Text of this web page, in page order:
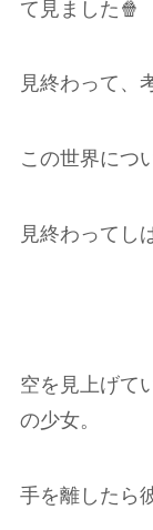
て見ました🍿
見終わって、
この世界につ
見終わってし
空を見上げて
の少女。
手を離したら